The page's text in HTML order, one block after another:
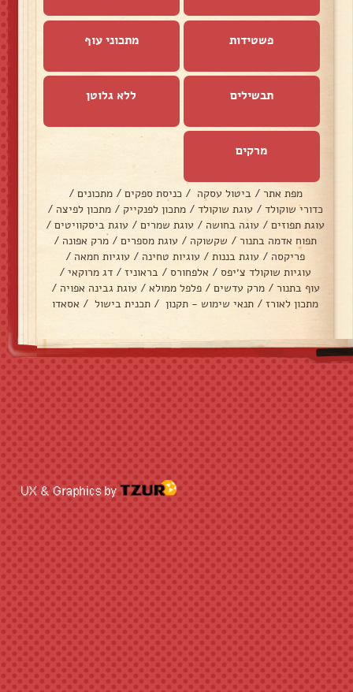
פשטידות מתכוני עוף
תבשילים ללא גלוטן
מרקים
מפת אתר / ביטול עסקה / כניסת ספקים / מתכונים /
כדורי שוקולד / עוגת שוקולד / מתכון לפנקייק / מתכון לפיצה /
עוגת תפוזים / עוגה בחושה / עוגת שמרים / עוגת ביסקוויטים /
תפוח אדמה בתנור / שקשוקה / עוגת מספרים / מרק אפונה /
פריקסה / עוגת בננות / עוגיות טחינה / עוגיות חמאה /
עוגיות שוקולד צ׳יפס / אלפחורס / בראוניז / דג מרוקאי /
עוף בתנור / מרק עדשים / פלפל ממולא / עוגת גבינה אפויה /
מתכון לאורז / תנאי שימוש - תקנון / תכנית בישול / אסאדו